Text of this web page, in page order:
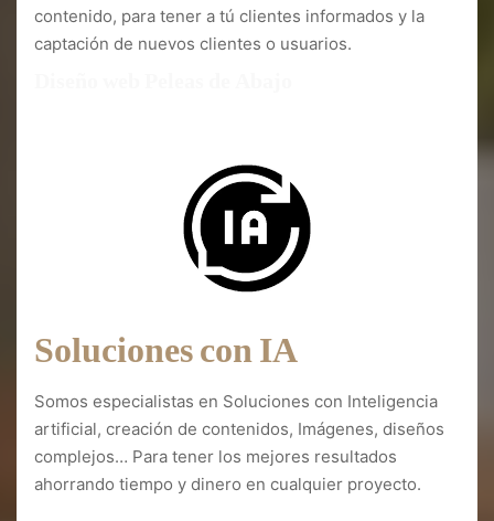
contenido, para tener a tú clientes informados y la
captación de nuevos clientes o usuarios.
Soluciones con IA
Somos especialistas en Soluciones con Inteligencia
artificial, creación de contenidos, Imágenes, diseños
complejos… Para tener los mejores resultados
ahorrando tiempo y dinero en cualquier proyecto.